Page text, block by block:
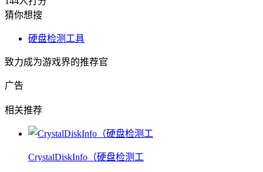
猜你想搜
硬盘检测工具
致力成为游戏界的推荐官
广告
相关推荐
CrystalDiskInfo（硬盘检测工